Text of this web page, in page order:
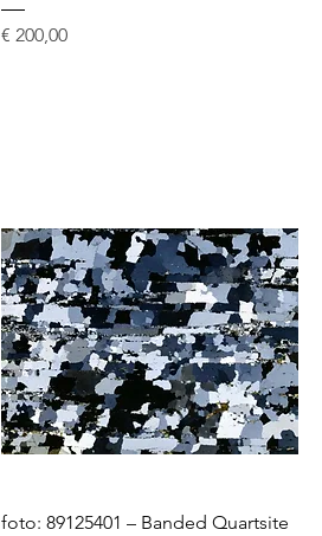
Prijs
€ 200,00
foto: 89125401 – Banded Quartsite